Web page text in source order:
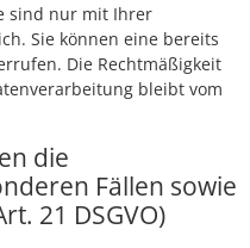
sind nur mit Ihrer
Sie können eine bereits
Die Rechtmäßigkeit
bleibt vom
die
Fällen sowie
21 DSGVO)